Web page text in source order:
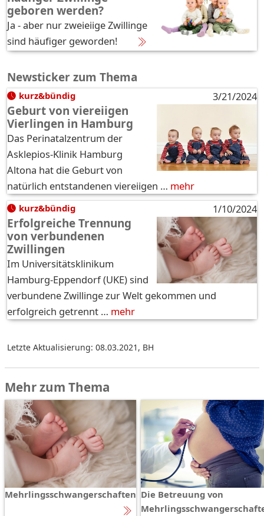
geboren werden?
Ja - aber nur zweieiige Zwillinge
sind häufiger geworden!
Newsticker zum Thema
kurz&bündig 3/21/2024
Geburt von viereiigen
Vierlingen in Hamburg
Das Perinatalzentrum der
Asklepios-Klinik Hamburg
Altona hat die Geburt von
natürlich entstandenen viereiigen … mehr
kurz&bündig 1/10/2024
Erfolgreiche Trennung
von verbundenen
Zwillingen
Im Universitätsklinikum
Hamburg-Eppendorf (UKE) sind
verbundene Zwillinge zur Welt gekommen und
erfolgreich getrennt … mehr
Letzte Aktualisierung: 08.03.2021 , BH
Mehr zum Thema
Mehrlingsschwangerschaften Die Betreuung von